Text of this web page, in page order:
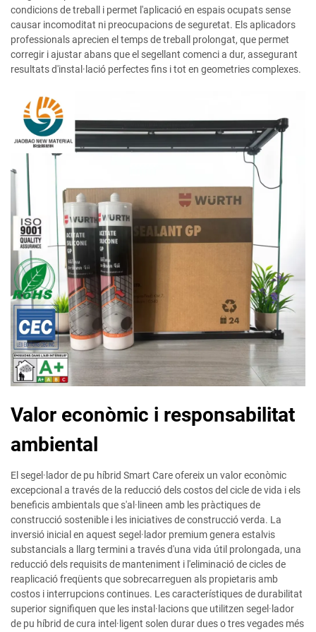
condicions de treball i permet l'aplicació en espais ocupats sense
causar incomoditat ni preocupacions de seguretat. Els aplicadors
professionals aprecien el temps de treball prolongat, que permet
corregir i ajustar abans que el segellant comenci a dur, assegurant
resultats d'instal·lació perfectes fins i tot en geometries complexes.
Valor econòmic i responsabilitat
ambiental
El segel·lador de pu híbrid Smart Care ofereix un valor econòmic
excepcional a través de la reducció dels costos del cicle de vida i els
beneficis ambientals que s'al·lineen amb les pràctiques de
construcció sostenible i les iniciatives de construcció verda. La
inversió inicial en aquest segel·lador premium genera estalvis
substancials a llarg termini a través d'una vida útil prolongada, una
reducció dels requisits de manteniment i l'eliminació de cicles de
reaplicació freqüents que sobrecarreguen als propietaris amb
costos i interrupcions continues. Les característiques de durabilitat
superior signifiquen que les instal·lacions que utilitzen segel·lador
de pu híbrid de cura intel·ligent solen durar dues o tres vegades més